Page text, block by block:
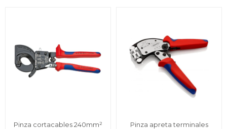
Pinza cortacables 240mm²
Pinza apreta terminales